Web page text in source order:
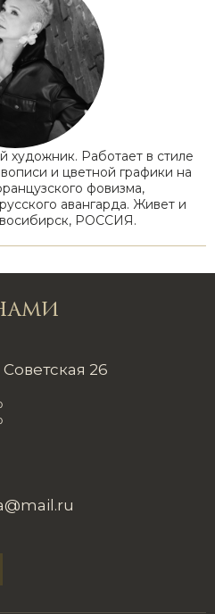
художник. Работает в стиле
и цветной графики на
фовизма,
авангарда. Живет и
РОССИЯ.
26